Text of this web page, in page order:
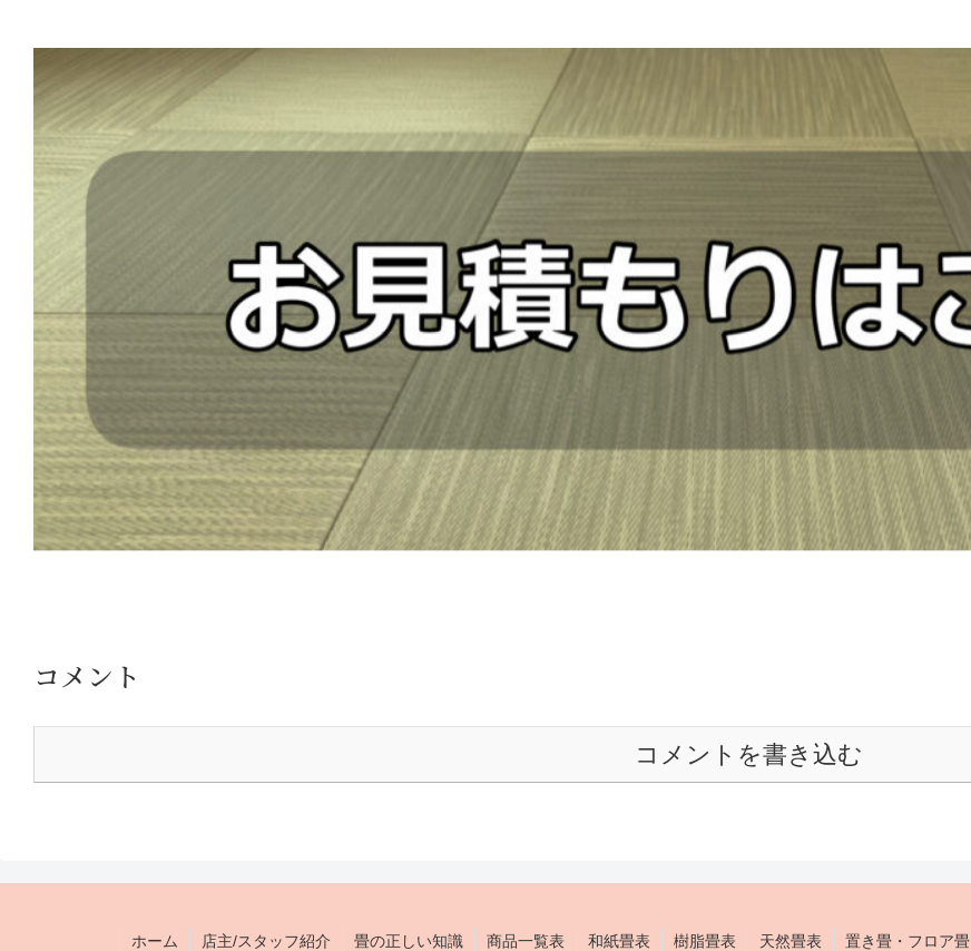
コメント
コメントを書き込む
ホーム 店主/スタッフ紹介 畳の正しい知識 商品一覧表 和紙畳表 樹脂畳表 天然畳表 置き畳・フロア畳